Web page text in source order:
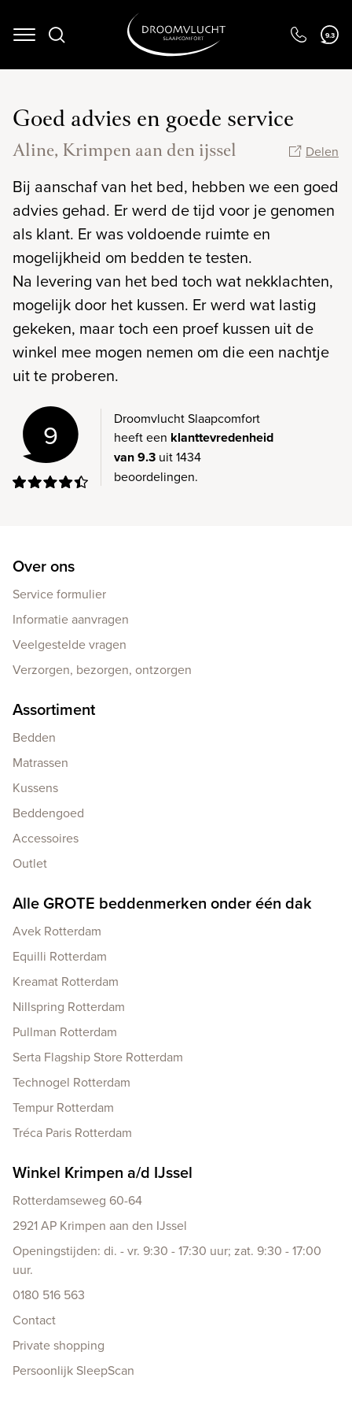
Navigation 9.3
Goed advies en goede service
Aline, Krimpen aan den ijssel Delen
Bij aanschaf van het bed, hebben we een goed
advies gehad. Er werd de tijd voor je genomen
als klant. Er was voldoende ruimte en
mogelijkheid om bedden te testen.
Na levering van het bed toch wat nekklachten,
mogelijk door het kussen. Er werd wat lastig
gekeken, maar toch een proef kussen uit de
winkel mee mogen nemen om die een nachtje
uit te proberen.
9
Droomvlucht Slaapcomfort
heeft een klanttevredenheid
van 9.3 uit 1434
beoordelingen.
Over ons
Service formulier
Informatie aanvragen
Veelgestelde vragen
Verzorgen, bezorgen, ontzorgen
Assortiment
Bedden
Matrassen
Kussens
Beddengoed
Accessoires
Outlet
Alle GROTE beddenmerken onder één dak
Avek Rotterdam
Equilli Rotterdam
Kreamat Rotterdam
Nillspring Rotterdam
Pullman Rotterdam
Serta Flagship Store Rotterdam
Technogel Rotterdam
Tempur Rotterdam
Tréca Paris Rotterdam
Winkel Krimpen a/d IJssel
Rotterdamseweg 60-64
2921 AP Krimpen aan den IJssel
Openingstijden: di. - vr. 9:30 - 17:30 uur; zat. 9:30 - 17:00
uur.
0180 516 563
Contact
Private shopping
Persoonlijk SleepScan